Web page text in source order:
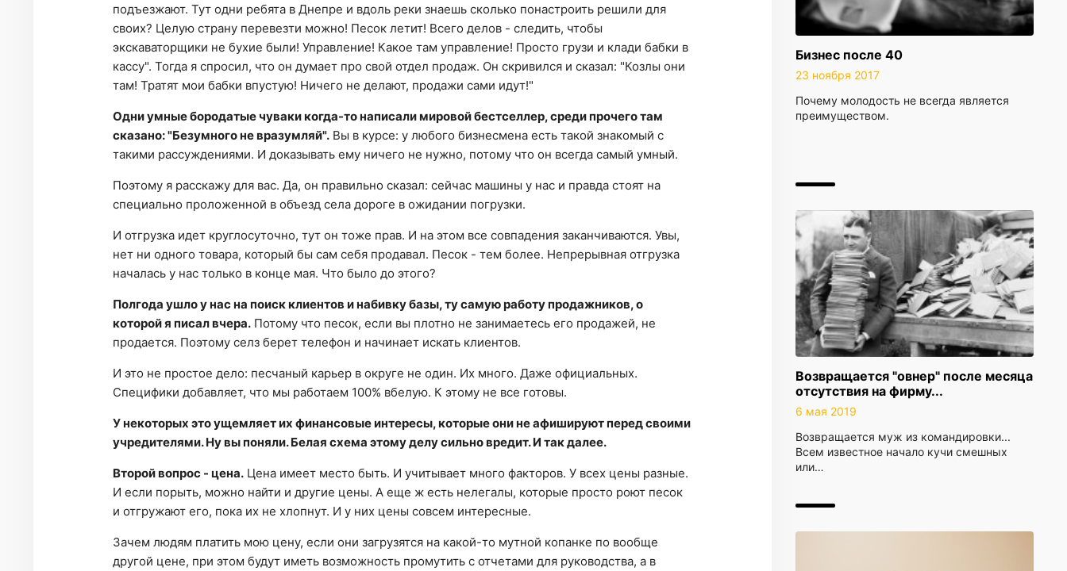
Бизнес после 40
23 ноября 2017
Почему молодость не всегда является
преимуществом.
Возвращается "овнер" после месяца
отсутствия на фирму...
6 мая 2019
Возвращается муж из командировки...
Всем известное начало кучи смешных
или…
подъезжают. Тут одни ребята в Днепре и вдоль реки знаешь сколько понастроить решили для
своих? Целую страну перевезти можно! Песок летит! Всего делов - следить, чтобы
экскаваторщики не бухие были! Управление! Какое там управление! Просто грузи и клади бабки в
кассу". Тогда я спросил, что он думает про свой отдел продаж. Он скривился и сказал: "Козлы они
там! Тратят мои бабки впустую! Ничего не делают, продажи сами идут!"
Одни умные бородатые чуваки когда-то написали мировой бестселлер, среди прочего там
сказано: "Безумного не вразумляй". Вы в курсе: у любого бизнесмена есть такой знакомый с
такими рассуждениями. И доказывать ему ничего не нужно, потому что он всегда самый умный.
Поэтому я расскажу для вас. Да, он правильно сказал: сейчас машины у нас и правда стоят на
специально проложенной в объезд села дороге в ожидании погрузки.
И отгрузка идет круглосуточно, тут он тоже прав. И на этом все совпадения заканчиваются. Увы,
нет ни одного товара, который бы сам себя продавал. Песок - тем более. Непрерывная отгрузка
началась у нас только в конце мая. Что было до этого?
Полгода ушло у нас на поиск клиентов и набивку базы, ту самую работу продажников, о
которой я писал вчера. Потому что песок, если вы плотно не занимаетесь его продажей, не
продается. Поэтому селз берет телефон и начинает искать клиентов.
И это не простое дело: песчаный карьер в округе не один. Их много. Даже официальных.
Специфики добавляет, что мы работаем 100% вбелую. К этому не все готовы.
У некоторых это ущемляет их финансовые интересы, которые они не афишируют перед своими
учредителями. Ну вы поняли. Белая схема этому делу сильно вредит. И так далее.
Второй вопрос - цена. Цена имеет место быть. И учитывает много факторов. У всех цены разные.
И если порыть, можно найти и другие цены. А еще ж есть нелегалы, которые просто роют песок
и отгружают его, пока их не хлопнут. И у них цены совсем интересные.
Зачем людям платить мою цену, если они загрузятся на какой-то мутной копанке по вообще
другой цене, при этом будут иметь возможность промутить с отчетами для руководства, а в